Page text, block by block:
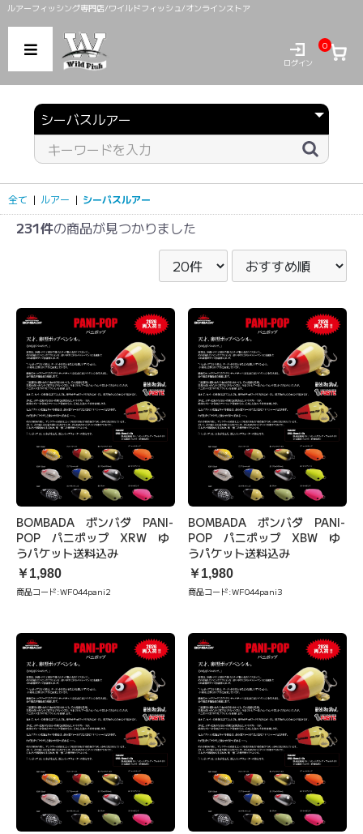
ルアーフィッシング専門店/ワイルドフィッシュ/オンラインストア
ログイン
0
全て | ルアー | シーバスルアー
231件の商品が見つかりました
BOMBADA ボンバダ PANI-
POP パニポップ XRW ゆ
うパケット送料込み
￥1,980
商品コード:WF044pani2
BOMBADA ボンバダ PANI-
POP パニポップ XBW ゆ
うパケット送料込み
￥1,980
商品コード:WF044pani3